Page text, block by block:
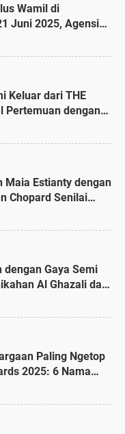
Wamil di
Juni 2025, Agensi
dari Jauh
Keluar dari THE
Pertemuan dengan
2025
Maia Estianty dengan
Chopard Senilai
Anaknya
dengan Gaya Semi
Al Ghazali dan
dengan El Rumi
Paling Ngetop
2025: 6 Nama